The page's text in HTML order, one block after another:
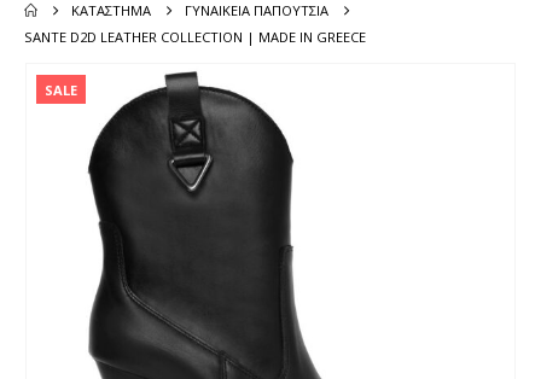
ΚΑΤΆΣΤΗΜΑ
ΓΥΝΑΙΚΕΊΑ ΠΑΠΟΎΤΣΙΑ
SANTE D2D LEATHER COLLECTION | MADE IN GREECE
SALE